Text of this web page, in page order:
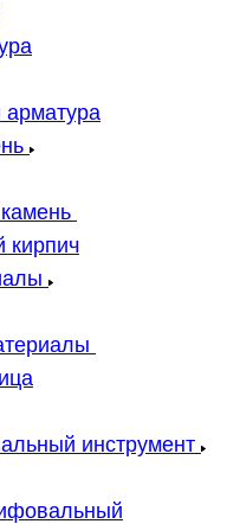
арматура
кирпич
инструмент